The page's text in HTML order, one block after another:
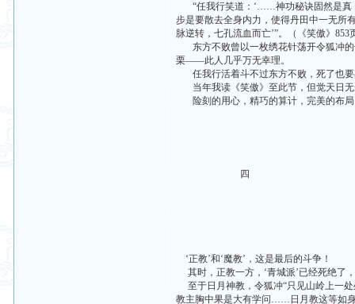
“任我行笑道：‘……神功秘诀固然是真
步是要散去全身内力，使得丹田中一无所
脉逆转，七孔流血而亡’”。（《笑傲》853
东方不败曾以一枚绣花针荡开令狐冲的
栗——此人几乎万无幸理。
任我行活着斗不过东方不败，死了也要
当年我读《笑傲》至此节，但觉天日无
险刻的用心，精巧的算计，完美的布
四
‘正教’和‘魔教’，这是最后的斗争！
其时，正教一方，‘青城派’已经死绝了
至于日月神教，令狐冲“只见山岭上一
教主胸中果是大有学问……日月教这等如